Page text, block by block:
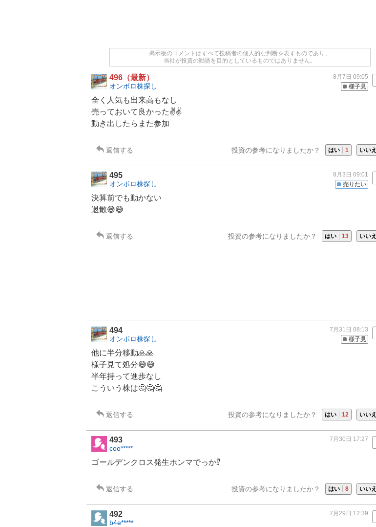
掲示板のコメントはすべて投稿者の個人的な判断を表すものであり、
当社が投資の勧誘を目的としているものではありません。
496（最新）
オンボロ株探し 様子見
8月7日 09:05
全く人気も出来高もなし
売っておいて良かった✌️✌️
動き出したらまた参加
返信する 投資の参考になりましたか？ はい 1 いいえ
495
オンボロ株探し 売りたい
8月3日 09:01
決算前でも動かない
退散😅😅
返信する 投資の参考になりましたか？ はい 13 いいえ
494
オンボロ株探し 様子見
7月31日 08:13
他に半分移動🙏🙏
様子見て処分😅😅
半年持って進歩なし
こういう株は🤔🤔🤔
返信する 投資の参考になりましたか？ はい 12 いいえ
493
coo*****
7月30日 17:27
ゴールデンクロス発生ホンマでっか⁉️
返信する 投資の参考になりましたか？ はい 8 いいえ
492
b4e*****
7月29日 12:39